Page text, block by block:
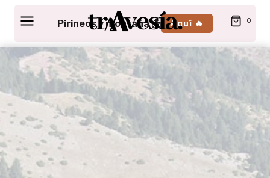
contenido
0
Pirineos y montaña 📩 Aquí 🔥